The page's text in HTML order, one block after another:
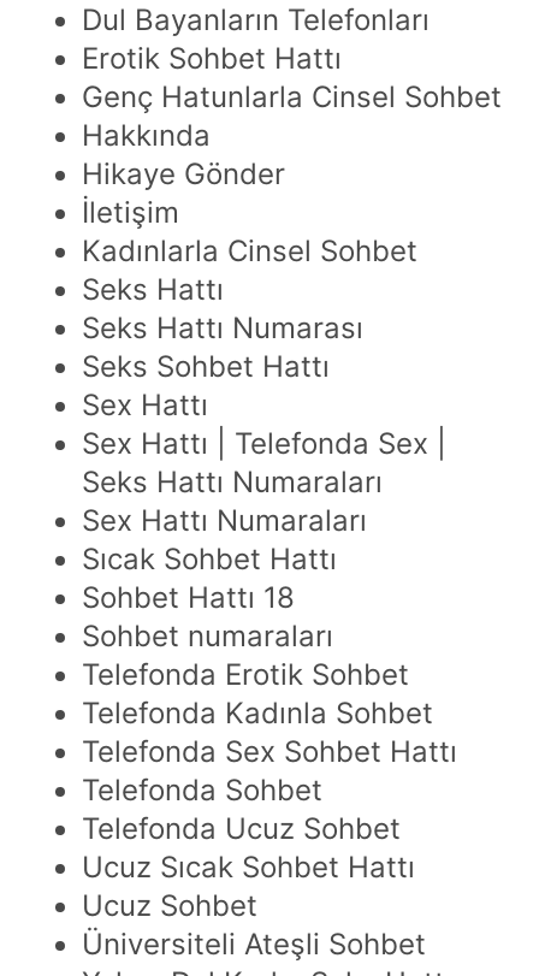
Dul Bayanların Telefonları
Erotik Sohbet Hattı
Genç Hatunlarla Cinsel Sohbet
Hakkında
Hikaye Gönder
İletişim
Kadınlarla Cinsel Sohbet
Seks Hattı
Seks Hattı Numarası
Seks Sohbet Hattı
Sex Hattı
Sex Hattı | Telefonda Sex |
Seks Hattı Numaraları
Sex Hattı Numaraları
Sıcak Sohbet Hattı
Sohbet Hattı 18
Sohbet numaraları
Telefonda Erotik Sohbet
Telefonda Kadınla Sohbet
Telefonda Sex Sohbet Hattı
Telefonda Sohbet
Telefonda Ucuz Sohbet
Ucuz Sıcak Sohbet Hattı
Ucuz Sohbet
Üniversiteli Ateşli Sohbet